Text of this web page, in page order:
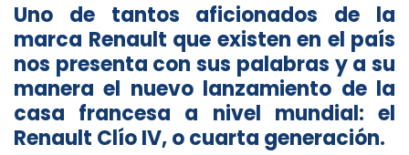
Uno de tantos aficionados de la
marca Renault que existen en el país
nos presenta con sus palabras y a su
manera el nuevo lanzamiento de la
casa francesa a nivel mundial: el
Renault Clío IV, o cuarta generación.